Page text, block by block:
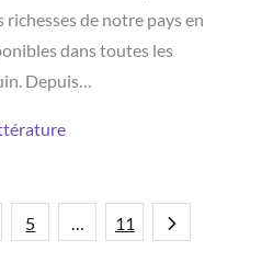
de notre pays en
dans toutes les
Depuis…
5 … 11